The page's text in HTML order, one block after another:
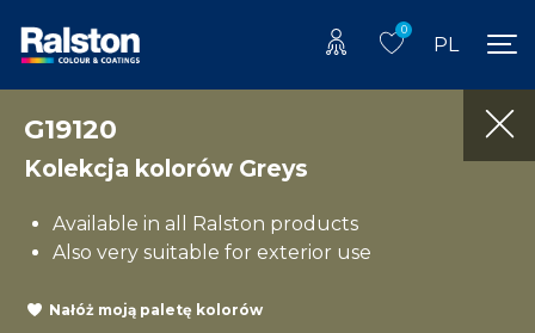
0
PL
G19120
Kolekcja kolorów Greys
Available in all Ralston products
Also very suitable for exterior use
Nałóż moją paletę kolorów